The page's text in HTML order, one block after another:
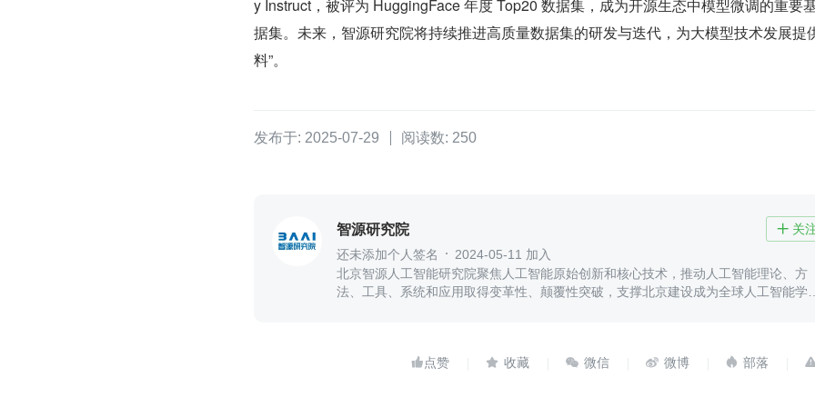
y Instruct，被评为 HuggingFace 年度 Top20 数据集，成为开源生态中模型微调的重要
据集。未来，智源研究院将持续推进高质量数据集的研发与迭代，为大模型技术发展提
料”。
发布于: 2025-07-29 阅读数: 250
智源研究院  关
还未添加个人签名
2024-05-11 加入
北京智源人工智能研究院聚焦人工智能原始创新和核心技术，推动人工智能理论、方
法、工具、系统和应用取得变革性、颠覆性突破，支撑北京建设成为全球人工智能学术
    